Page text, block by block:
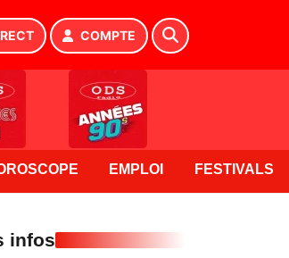
COMPTE
EMPLOI FESTIVALS
infos